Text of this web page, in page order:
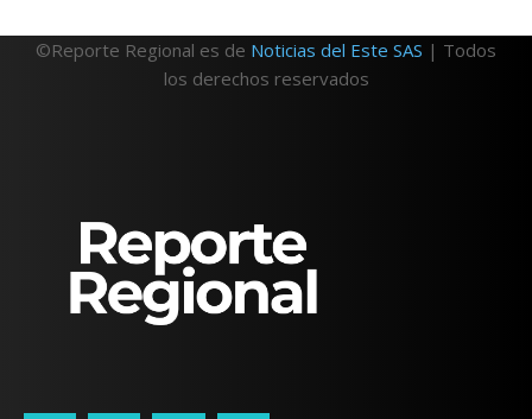
©Reporte Regional es de Noticias del Este SAS | Todos
los derechos reservados